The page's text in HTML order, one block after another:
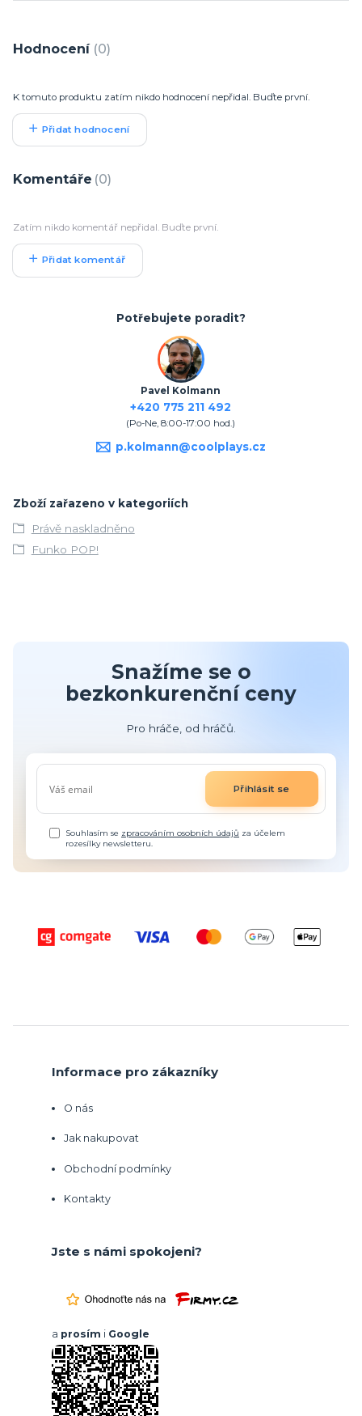
Hodnocení 0
K tomuto produktu zatím nikdo hodnocení nepřidal. Buďte první.
Přidat hodnocení
Komentáře 0
Zatím nikdo komentář nepřidal. Buďte první.
Přidat komentář
Potřebujete poradit?
Pavel Kolmann
+420 775 211 492
(Po-Ne, 8:00-17:00 hod.)
p.kolmann@coolplays.cz
Zboží zařazeno v kategoriích
Právě naskladněno
Funko POP!
Snažíme se o
bezkonkurenční ceny
Pro hráče, od hráčů.
Přihlásit se
Souhlasím se zpracováním osobních údajů za účelem
rozesílky newsletteru.
Informace pro zákazníky
O nás
Jak nakupovat
Obchodní podmínky
Kontakty
Jste s námi spokojeni?
a prosím i Google